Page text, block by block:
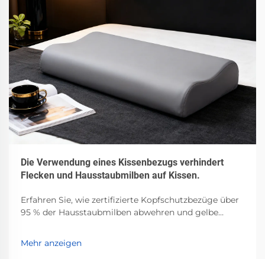
Die Verwendung eines Kissenbezugs verhindert
Flecken und Hausstaubmilben auf Kissen.
Erfahren Sie, wie zertifizierte Kopfschutzbezüge über
95 % der Hausstaubmilben abwehren und gelbe
Klinisch belegt – verbessern Sie noch heute Ihre
Schlafhygiene.
Mehr anzeigen